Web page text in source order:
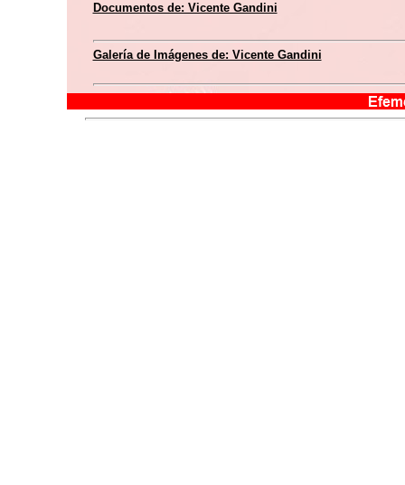
Documentos de: Vicente Gandini
Galería de Imágenes de: Vicente Gandini